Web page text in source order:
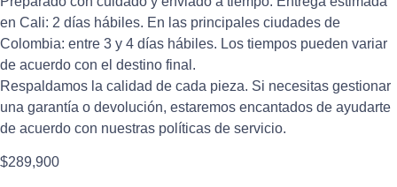
en Cali: 2 días hábiles. En las principales ciudades de
Colombia: entre 3 y 4 días hábiles. Los tiempos pueden variar
de acuerdo con el destino final.
Respaldamos la calidad de cada pieza. Si necesitas gestionar
una garantía o devolución, estaremos encantados de ayudarte
de acuerdo con nuestras políticas de servicio.
$289,900